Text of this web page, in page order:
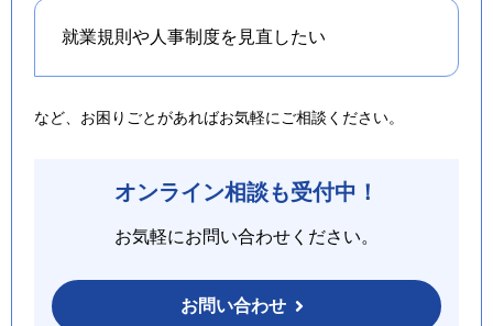
就業規則や人事制度を 見直したい
など、お困りごとがあればお気軽にご相談ください。
オンライン相談も受付中！
お気軽にお問い合わせください。
お問い合わせ